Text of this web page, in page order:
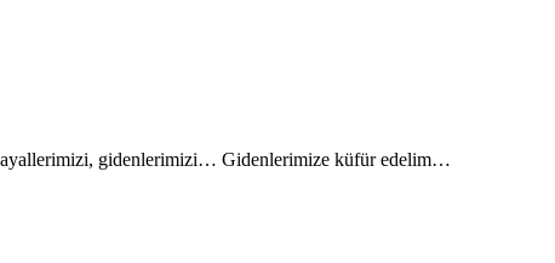
hayallerimizi, gidenlerimizi… Gidenlerimize küfür edelim…